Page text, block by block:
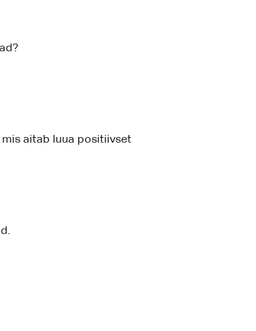
aitab luua positiivset